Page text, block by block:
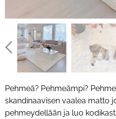
Pehmeä? Pehmeämpi?
skandinaavisen vaalea matto
pehmeydellään ja luo